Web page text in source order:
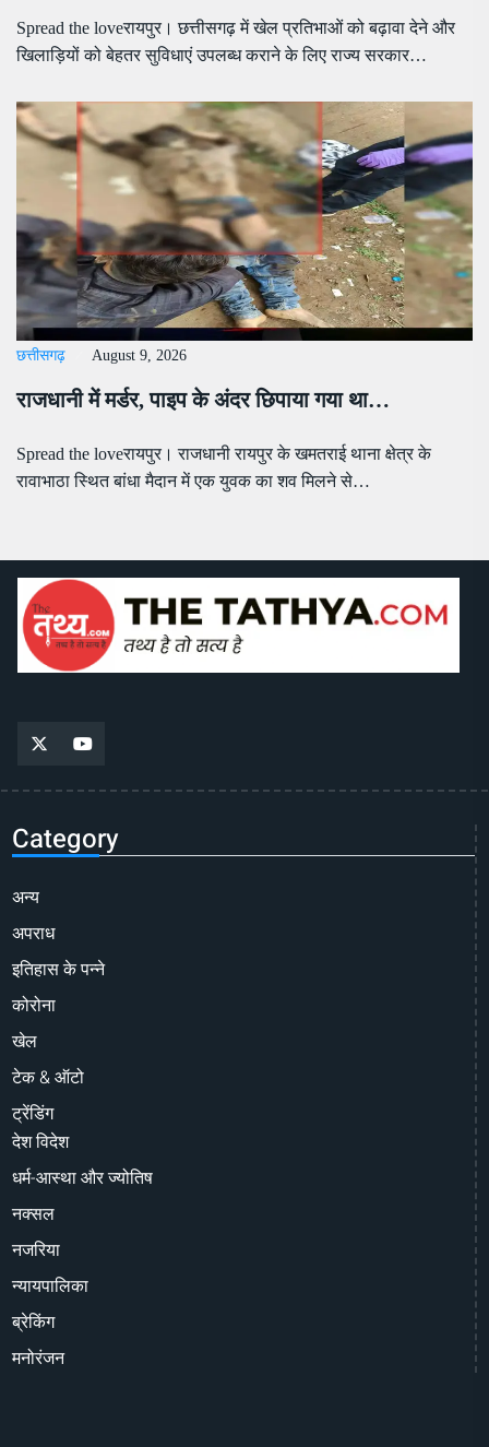
Spread the loveरायपुर। छत्तीसगढ़ में खेल प्रतिभाओं को बढ़ावा देने और
खिलाड़ियों को बेहतर सुविधाएं उपलब्ध कराने के लिए राज्य सरकार…
छत्तीसगढ़ August 9, 2026
राजधानी में मर्डर, पाइप के अंदर छिपाया गया था…
Spread the loveरायपुर। राजधानी रायपुर के खमतराई थाना क्षेत्र के
रावाभाठा स्थित बांधा मैदान में एक युवक का शव मिलने से…
Category
अन्य
अपराध
इतिहास के पन्ने
कोरोना
खेल
टेक & ऑटो
ट्रेंडिंग
देश विदेश
धर्म-आस्था और ज्योतिष
नक्सल
नजरिया
न्यायपालिका
ब्रेकिंग
मनोरंजन